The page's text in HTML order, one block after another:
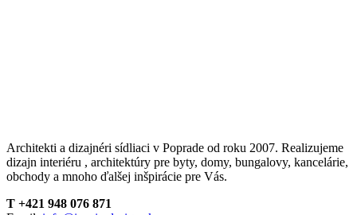
Architekti a dizajnéri sídliaci v Poprade od roku 2007. Realizujeme
dizajn interiéru , architektúry pre byty, domy, bungalovy, kancelárie,
obchody a mnoho ďalšej inšpirácie pre Vás.
T +421 948 076 871